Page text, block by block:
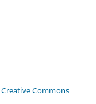
Creative Commons